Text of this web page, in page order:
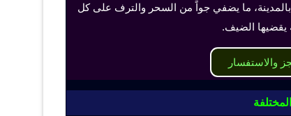
بالمدينة، ما يضفي جواً من السحر والترف على كل
يقضيها الضيف.
والاستفسار